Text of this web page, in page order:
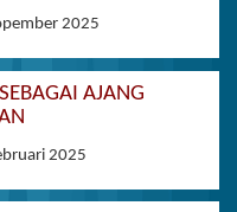
2025
AJANG
2025